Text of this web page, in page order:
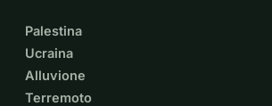
Palestina
Ucraina
Alluvione
Terremoto